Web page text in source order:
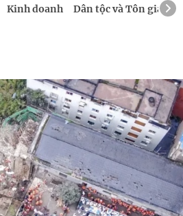
Kinh doanh Dân tộc và Tôn giáo